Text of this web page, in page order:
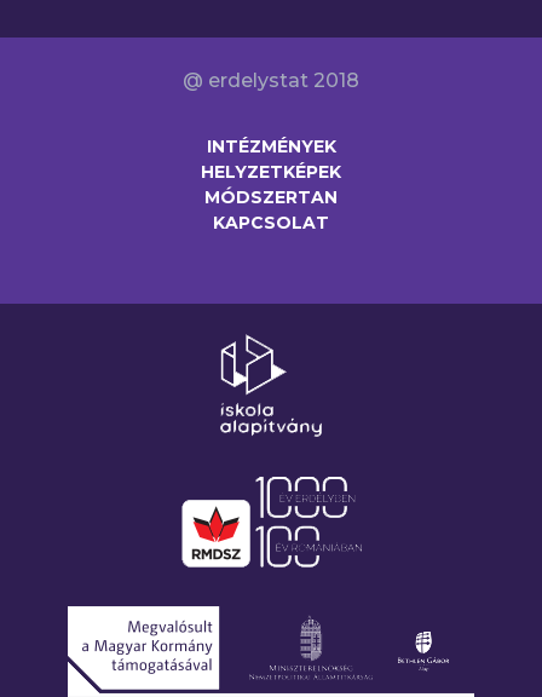
@ erdelystat 2018
INTÉZMÉNYEK
HELYZETKÉPEK
MÓDSZERTAN
KAPCSOLAT